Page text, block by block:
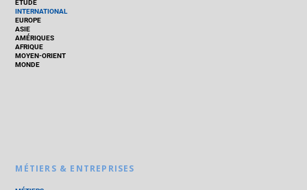
ÉTUDE
INTERNATIONAL
EUROPE
ASIE
AMÉRIQUES
AFRIQUE
MOYEN-ORIENT
MONDE
MÉTIERS & ENTREPRISES